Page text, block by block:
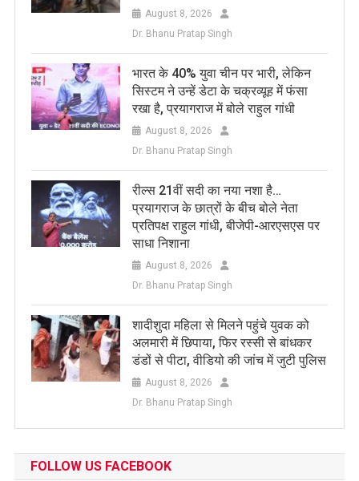
August 8, 2026
Dr. Bhanu Pratap Singh
भारत के 40% युवा चीन पर भारी, लेकिन
सिस्टम ने उन्हें डेटा के चक्रव्यूह में फंसा
रखा है, प्रयागराज में बोले राहुल गांधी
August 8, 2026
Dr. Bhanu Pratap Singh
रील्स 21वीं सदी का नया नशा है…
प्रयागराज के छात्रों के बीच बोले नेता
प्रतिपक्ष राहुल गांधी, बीजेपी-आरएसएस पर
साधा निशाना
August 8, 2026
Dr. Bhanu Pratap Singh
शादीशुदा महिला से मिलने पहुंचे युवक को
अलमारी में छिपाया, फिर रस्सी से बांधकर
डंडों से पीटा, वीडियो की जांच में जुटी पुलिस
August 8, 2026
Dr. Bhanu Pratap Singh
FOLLOW US FACEBOOK